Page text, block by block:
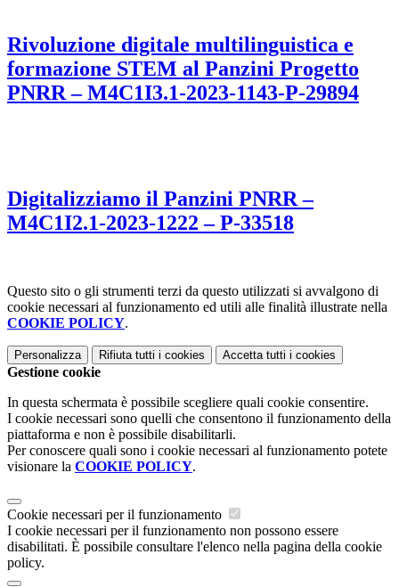
Rivoluzione digitale multilinguistica e
formazione STEM al Panzini Progetto
PNRR – M4C1I3.1-2023-1143-P-29894
Digitalizziamo il Panzini PNRR –
M4C1I2.1-2023-1222 – P-33518
Questo sito o gli strumenti terzi da questo utilizzati si avvalgono di
cookie necessari al funzionamento ed utili alle finalità illustrate nella
COOKIE POLICY.
Personalizza Rifiuta tutti i cookies Accetta tutti i cookies
Gestione cookie
In questa schermata è possibile scegliere quali cookie consentire.
I cookie necessari sono quelli che consentono il funzionamento della
piattaforma e non è possibile disabilitarli.
Per conoscere quali sono i cookie necessari al funzionamento potete
visionare la COOKIE POLICY.
Cookie necessari per il funzionamento
I cookie necessari per il funzionamento non possono essere
disabilitati. È possibile consultare l'elenco nella pagina della cookie
policy.